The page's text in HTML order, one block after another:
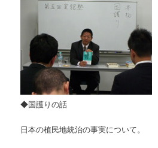
◆国護りの話
日本の植民地統治の事実について。